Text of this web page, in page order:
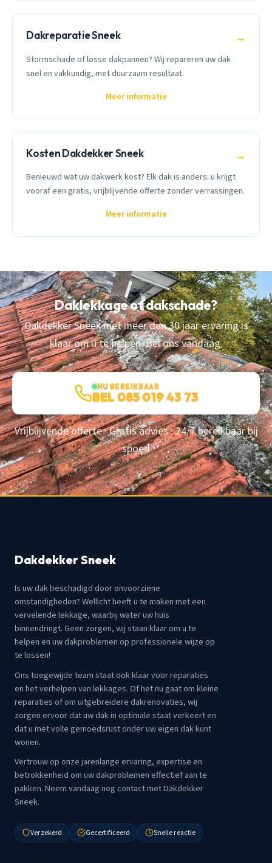
Dakreparatie Sneek →
Stormschade of losse dakpannen? Wij repareren uw dak
snel en vakkundig, met duurzaam resultaat.
Meer informatie
Kosten Dakdekker Sneek →
Benieuwd wat uw dakwerk kost? Elk dak is anders: u krijgt
vooraf een gratis, vrijblijvende offerte zonder verrassingen.
Meer informatie
Daklekkage of dakschade?
Dakdekker Sneek met meer dan 30 jaar ervaring is
klaar om u te helpen. Bel ons vandaag.
NU BEREIKBAAR
BEL 085 019 43 73
Vrijblijvende offerte · Gratis advies · 24/7 bereikbaar bij
spoed
Dakdekker Sneek
Is uw dak beschadigd door onvoorziene
omstandigheden? Wellicht heeft u te maken met een
vervelende lekkage, waarbij water uw huis
binnendringt. Geen zorgen, wij staan klaar om u te
helpen en uw dakproblemen op professionele wijze op
te lossen!
Ons toegewijde team staat ook klaar voor reparaties
en het verhelpen van lekkages. Of het nu gaat om kleine
reparaties of om uitgebreidere dakrenovaties, wij
zorgen ervoor dat uw dak in optimale staat verkeert en
dat u met volle gemoedsrust onder uw eigen dak kunt
wonen.
Vertrouw op onze jarenlange ervaring, expertise en
betrokkenheid om uw dakproblemen effectief aan te
pakken. Neem vandaag nog contact met Dakdekker
Sneek.
Verzekerd Gecertificeerd Snelle reactie